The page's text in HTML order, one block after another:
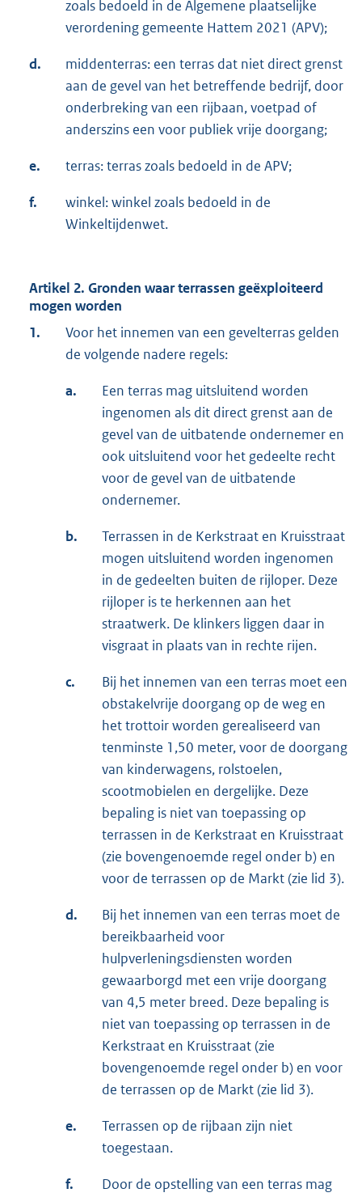
zoals bedoeld in de Algemene plaatselijke
verordening gemeente Hattem 2021 (APV);
d.
middenterras: een terras dat niet direct grenst
aan de gevel van het betreffende bedrijf, door
onderbreking van een rijbaan, voetpad of
anderszins een voor publiek vrije doorgang;
e. terras: terras zoals bedoeld in de APV;
f.
winkel: winkel zoals bedoeld in de
Winkeltijdenwet.
Artikel 2. Gronden waar terrassen geëxploiteerd
mogen worden
1.
Voor het innemen van een gevelterras gelden
de volgende nadere regels:
a.
Een terras mag uitsluitend worden
ingenomen als dit direct grenst aan de
gevel van de uitbatende ondernemer en
ook uitsluitend voor het gedeelte recht
voor de gevel van de uitbatende
ondernemer.
b.
Terrassen in de Kerkstraat en Kruisstraat
mogen uitsluitend worden ingenomen
in de gedeelten buiten de rijloper. Deze
rijloper is te herkennen aan het
straatwerk. De klinkers liggen daar in
visgraat in plaats van in rechte rijen.
c.
Bij het innemen van een terras moet een
obstakelvrije doorgang op de weg en
het trottoir worden gerealiseerd van
tenminste 1,50 meter, voor de doorgang
van kinderwagens, rolstoelen,
scootmobielen en dergelijke. Deze
bepaling is niet van toepassing op
terrassen in de Kerkstraat en Kruisstraat
(zie bovengenoemde regel onder b) en
voor de terrassen op de Markt (zie lid 3).
d.
Bij het innemen van een terras moet de
bereikbaarheid voor
hulpverleningsdiensten worden
gewaarborgd met een vrije doorgang
van 4,5 meter breed. Deze bepaling is
niet van toepassing op terrassen in de
Kerkstraat en Kruisstraat (zie
bovengenoemde regel onder b) en voor
de terrassen op de Markt (zie lid 3).
e.
Terrassen op de rijbaan zijn niet
toegestaan.
f. Door de opstelling van een terras mag